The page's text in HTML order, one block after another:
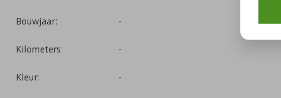
Bouwjaar: -
Kilometers: -
Kleur: -